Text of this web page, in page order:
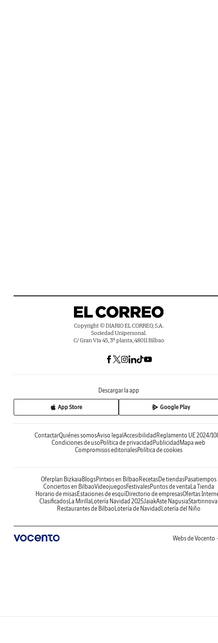
Copyright © DIARIO EL CORREO, S.A.
Sociedad Unipersonal.
C/ Gran Vía 45, 3ª planta, 48011 Bilbao
Descargar la app
App Store Google Play
ContactarQuiénes somosAviso legal Accesibilidad Reglamento UE 2024/
Condiciones de uso Política de privacidad Publicidad Mapa web
Compromisos editorialesPolítica de cookies
Oferplan Bizkaia BlogsPintxos en Bilbao RecetasDe tiendasPasatiempos
Conciertos en BilbaoVideojuegosFestivalesPuntos de venta La Tienda
Horario de misasEstaciones de esquíDirectorio de empresasOfertas
Clasificados La Mirilla Lotería Navidad 2025JaiakAste NagusiaStartinnova
Restaurantes de Bilbao Lotería de Navidad Lotería del Niño
Webs de Vocento